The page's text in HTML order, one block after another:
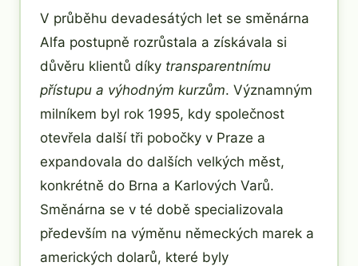
V průběhu devadesátých let se směnárna
Alfa postupně rozrůstala a získávala si
důvěru klientů díky transparentnímu
přístupu a výhodným kurzům. Významným
milníkem byl rok 1995, kdy společnost
otevřela další tři pobočky v Praze a
expandovala do dalších velkých měst,
konkrétně do Brna a Karlových Varů.
Směnárna se v té době specializovala
především na výměnu německých marek a
amerických dolarů, které byly